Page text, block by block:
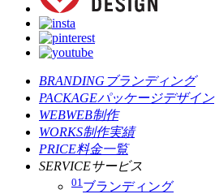
BRANDING ブランディング
PACKAGEパッケージデザイン
WEBWEB制作
WORKS制作実績
PRICE料金一覧
SERVICEサービス
01 ブランディング